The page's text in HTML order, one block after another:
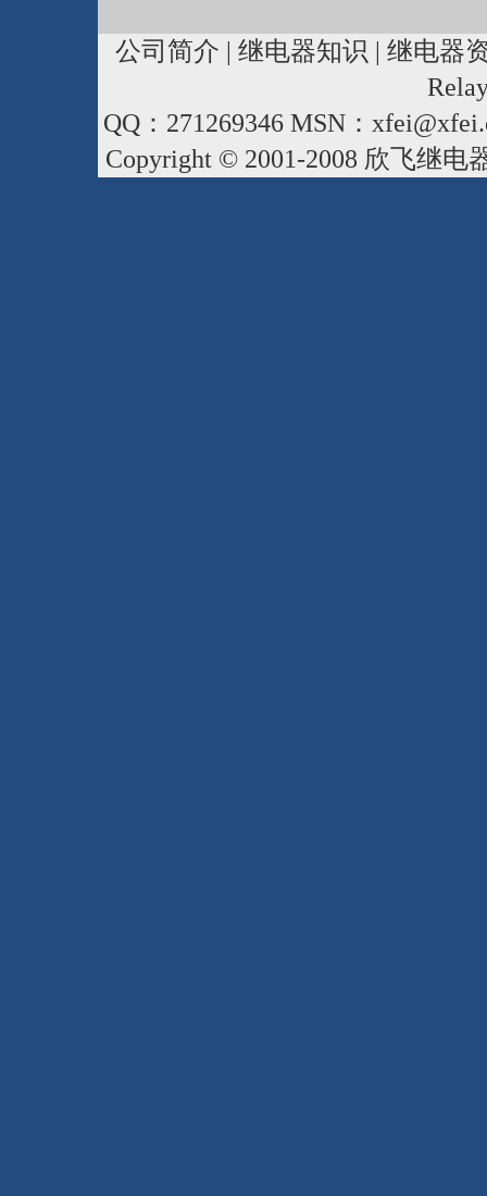
公司简介 | 继电器知识 | 继电器
QQ：271269346 MSN：
Copyright © 2001-2008 欣飞继电